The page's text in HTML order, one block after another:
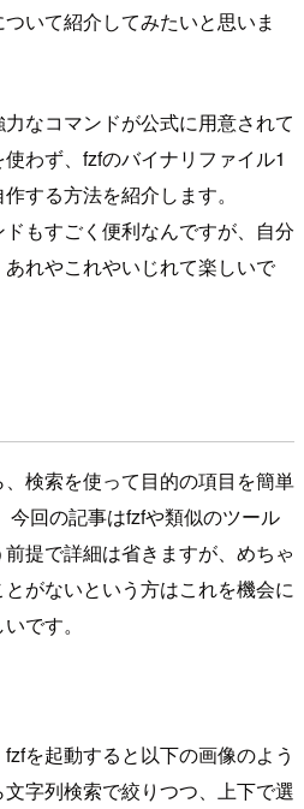
いて紹介してみたいと思いま
なコマンドが公式に用意されて
わず、fzfのバイナリファイル1
する方法を紹介します。
もすごく便利なんですが、自分
れやこれやいじれて楽しいで
検索を使って目的の項目を簡単
今回の記事はfzfや類似のツール
提で詳細は省きますが、めちゃ
がないという方はこれを機会に
です。
を起動すると以下の画像のよう
字列検索で絞りつつ、上下で選